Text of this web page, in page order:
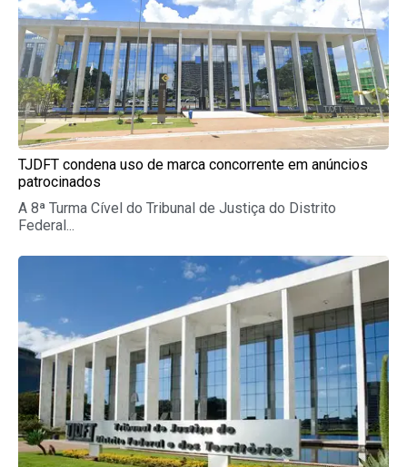
TJDFT condena uso de marca concorrente em anúncios
patrocinados
A 8ª Turma Cível do Tribunal de Justiça do Distrito
Federal...